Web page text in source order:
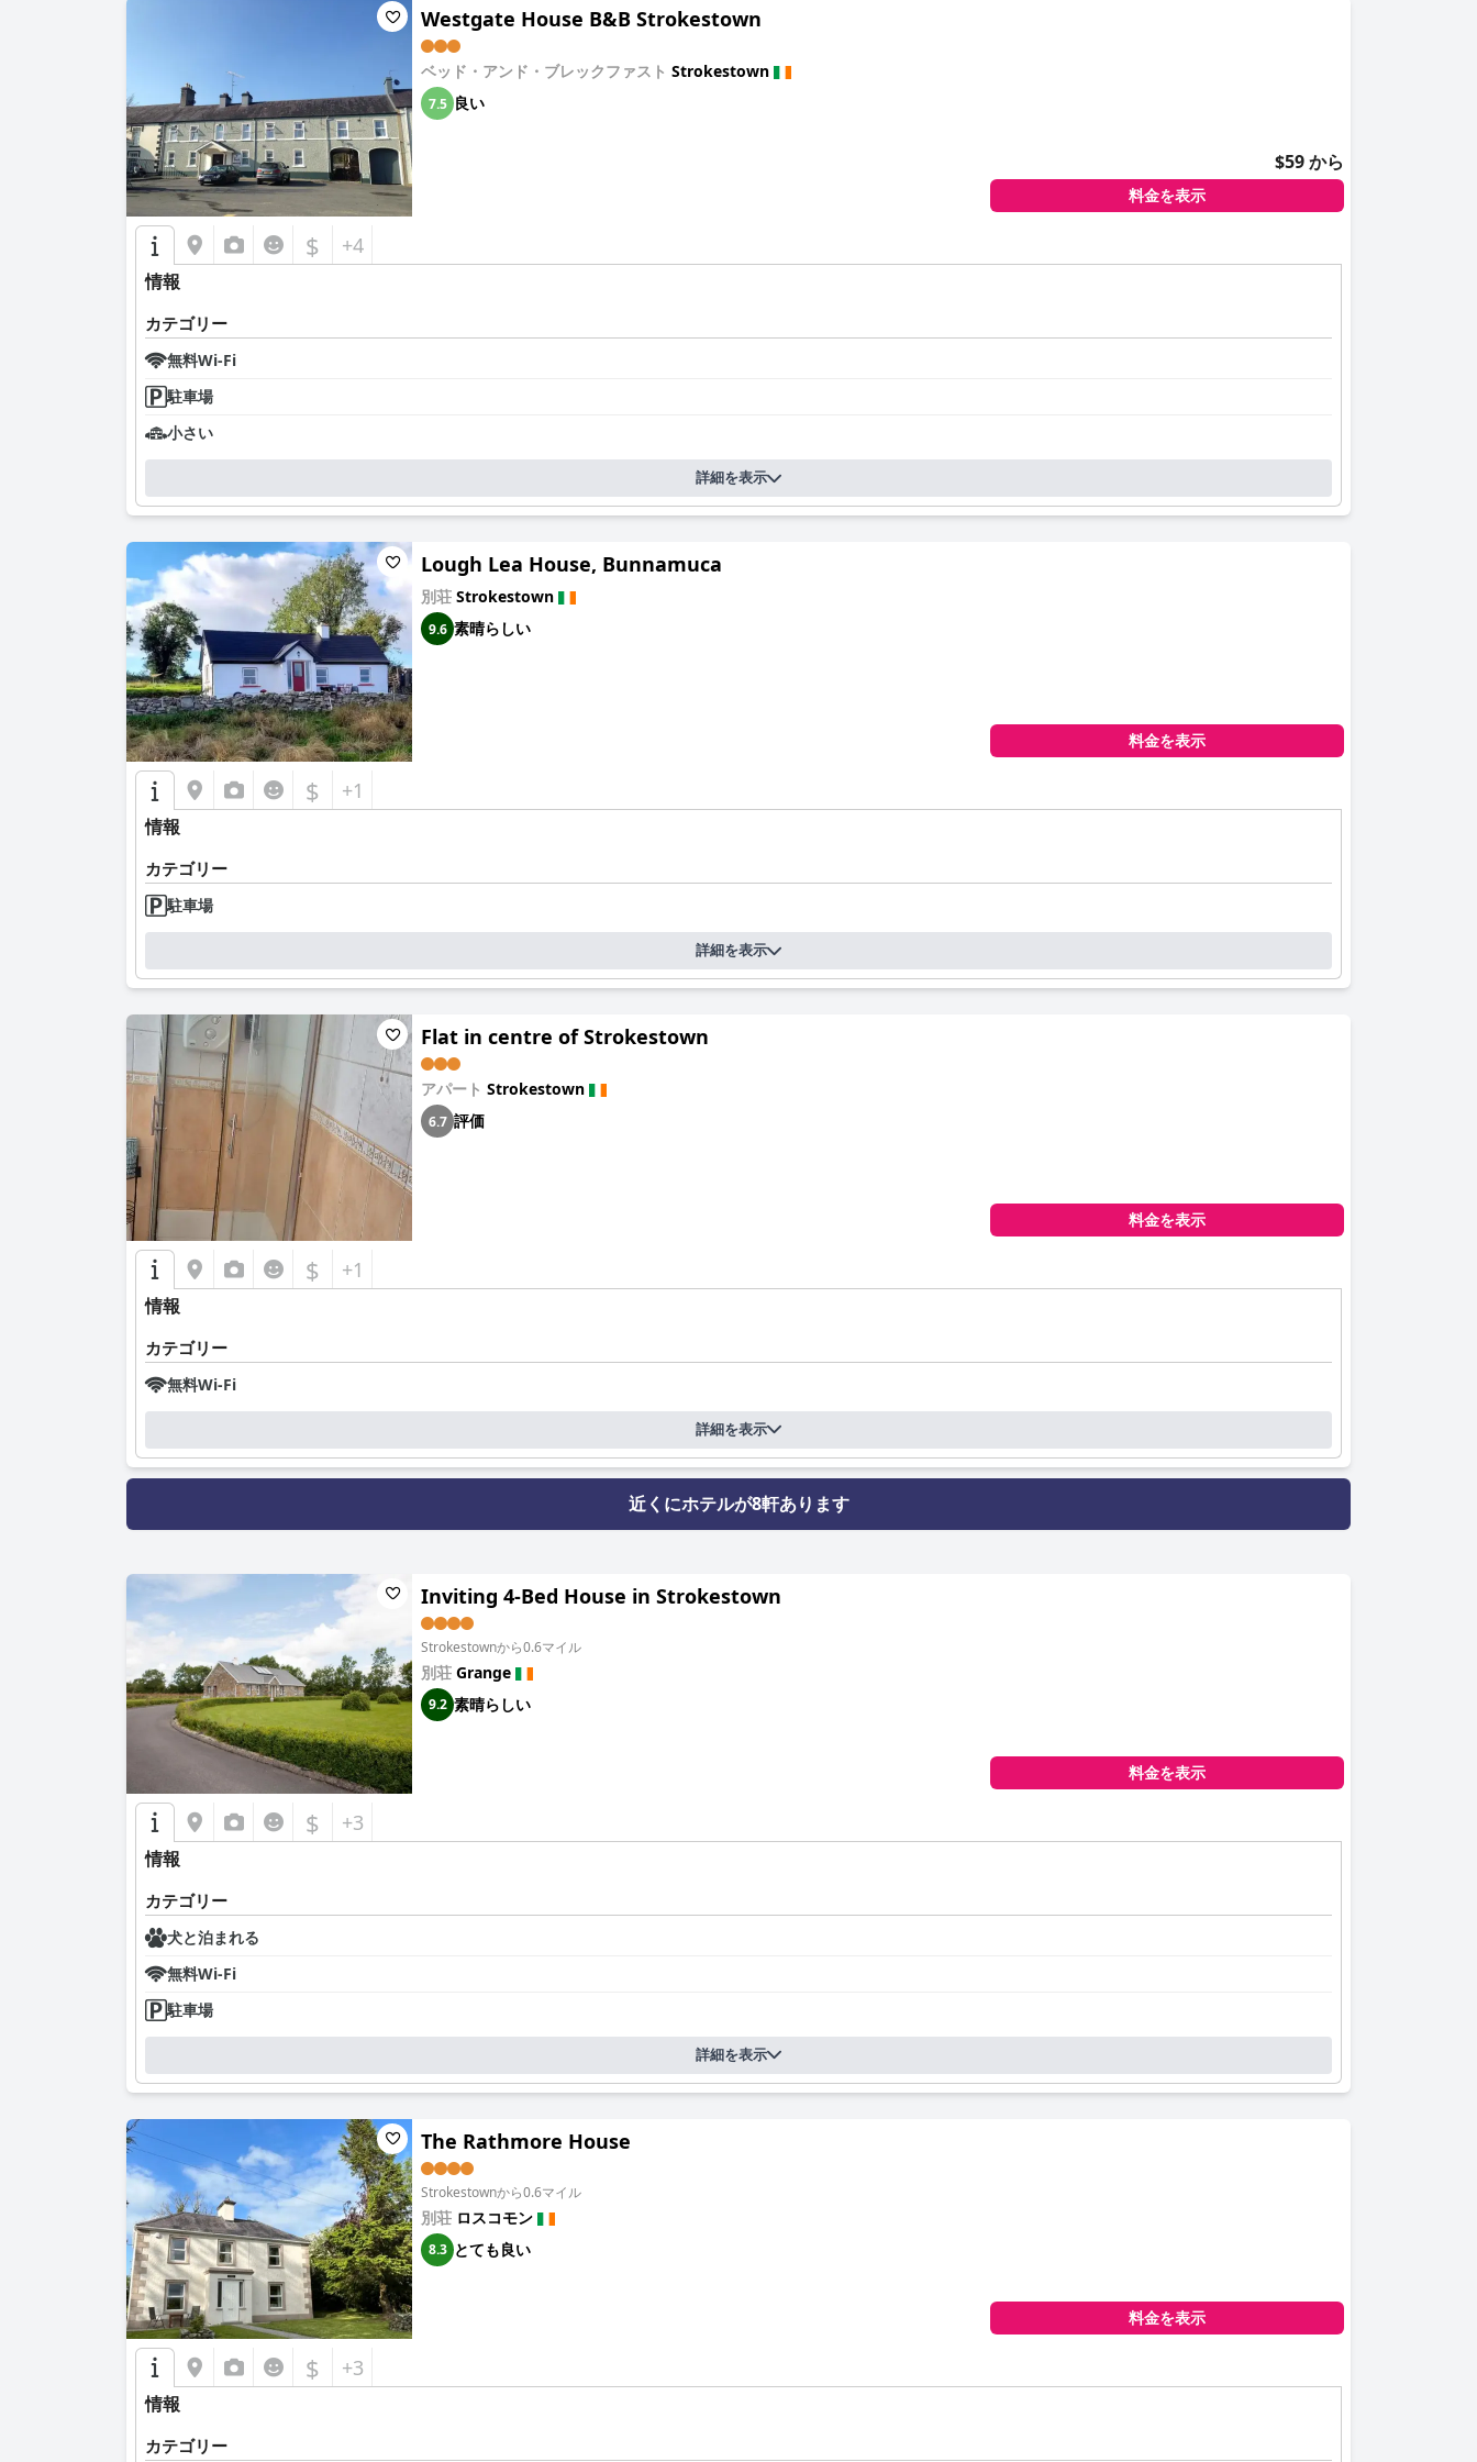
Westgate House B&B Strokestown
ベッド・アンド・ブレックファスト Strokestown
7.5 良い
$59 から
料金を表示
$ +4
情報
カテゴリー
無料Wi-Fi
駐車場
小さい
詳細を表示
Lough Lea House, Bunnamuca
別荘 Strokestown
9.6 素晴らしい
料金を表示
$ +1
情報
カテゴリー
駐車場
詳細を表示
Flat in centre of Strokestown
アパート Strokestown
6.7 評価
料金を表示
$ +1
情報
カテゴリー
無料Wi-Fi
詳細を表示
近くにホテルが8軒あります
Inviting 4-Bed House in Strokestown
Strokestownから0.6マイル
別荘 Grange
9.2 素晴らしい
料金を表示
$ +3
情報
カテゴリー
犬と泊まれる
無料Wi-Fi
駐車場
詳細を表示
The Rathmore House
Strokestownから0.6マイル
別荘 ロスコモン
8.3 とても良い
料金を表示
$ +3
情報
カテゴリー